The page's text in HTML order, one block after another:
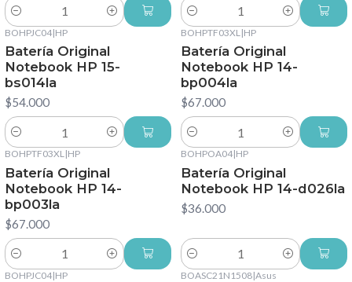
Cantidad Cantidad
BOHPJC04|HP
Batería Original
Notebook HP 15-
bs014la
$54.000
Cantidad
BOHPTF03XL |HP
Batería Original
Notebook HP 14-
bp004la
$67.000
Cantidad
BOHPTF03XL|HP
Batería Original
Notebook HP 14-
bp003la
$67.000
Cantidad
BOHPOA04|HP
Batería Original
Notebook HP 14-d026la
$36.000
Cantidad
BOHPJC04|HP BOASC21N1508|Asus